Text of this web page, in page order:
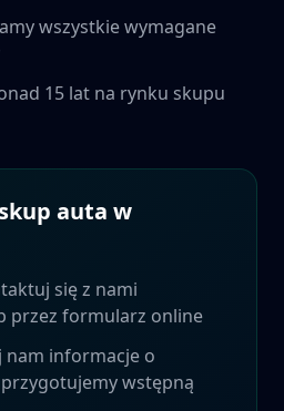
wszystkie wymagane
15 lat na rynku skupu
auta w
się z nami
przez formularz online
nam informacje o
wstępną